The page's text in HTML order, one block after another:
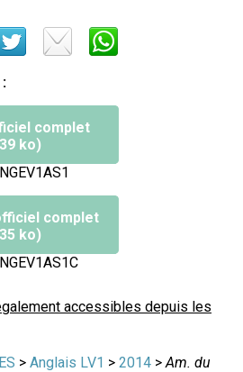
complet
ko)
complet
ko)
accessibles depuis les
> Anglais LV1 > 2014 >Am. du